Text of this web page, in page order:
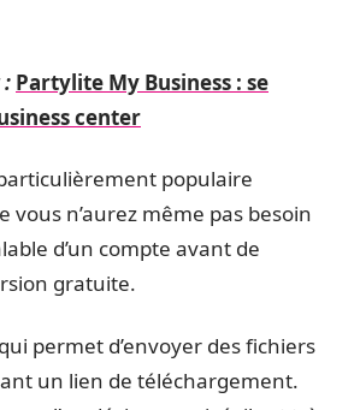
: Partylite My Business : se
center
populaire
vous n’aurez même pas besoin
d’un compte avant de
gratuite.
permet d’envoyer des fichiers
un lien de téléchargement.